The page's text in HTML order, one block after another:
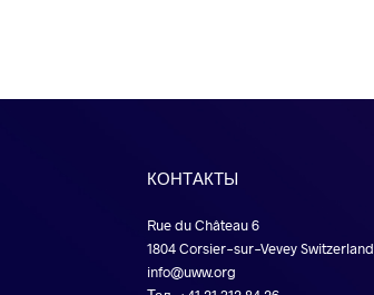
КОНТАКТЫ
Rue du Château 6
1804 Corsier-sur-Vevey Switzerland
info@uww.org